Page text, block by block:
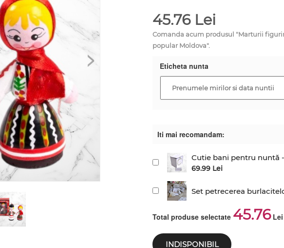
>
45.76Lei
Comanda acum produsul "Marturii
popular Moldova".
Eticheta nunta
Iti mai recomandam:
Cutie bani pentru nuntă
69.99 Lei
Set petrecerea
Total produse selectate 45.76Lei
INDISPONIBIL